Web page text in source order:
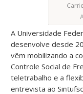
A Universidade
desenvolve desde
vêm mobilizando a
Controle Social de
teletrabalho e a
entrevista ao